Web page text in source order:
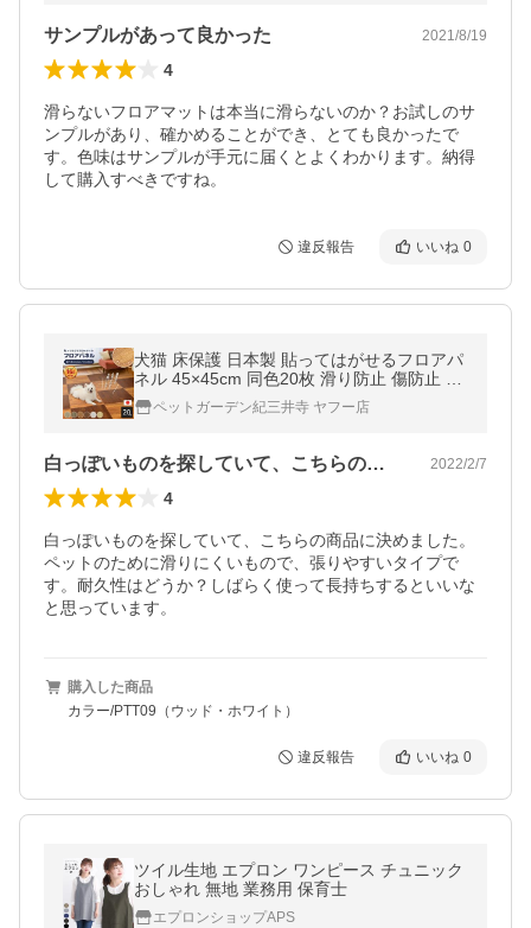
サンプルがあって良かった 2021/8/19
4
滑らないフロアマットは本当に滑らないのか？お試しのサ
ンプルがあり、確かめることができ、とても良かったで
す。色味はサンプルが手元に届くとよくわかります。納得
して購入すべきですね。
違反報告 いいね 0
犬猫 床保護 日本製 貼ってはがせるフロアパ
ネル 45×45cm 同色20枚 滑り防止 傷防止 床
暖房対応 マット クッションフロア 怪我防止
裏面滑り止め
ペットガーデン紀三井寺 ヤフー店
白っぽいものを探していて、こちらの商品… 2022/2/7
4
白っぽいものを探していて、こちらの商品に決めました。
ペットのために滑りにくいもので、張りやすいタイプで
す。耐久性はどうか？しばらく使って長持ちするといいな
と思っています。
購入した商品
カラー/PTT09（ウッド・ホワイト）
違反報告 いいね 0
ツイル生地 エプロン ワンピース チュニック
おしゃれ 無地 業務用 保育士
エプロンショップAPS